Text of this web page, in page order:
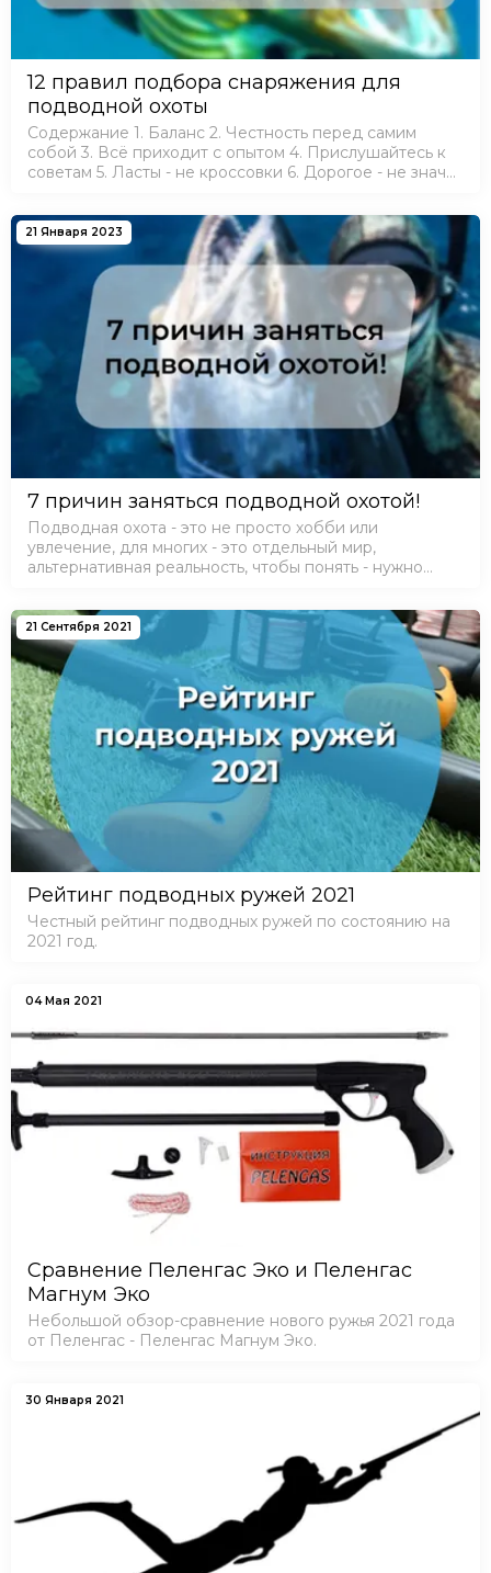
12 правил подбора снаряжения для
подводной охоты
Содержание 1. Баланс 2. Честность перед самим
собой 3. Всё приходит с опытом 4. Прислушайтесь к
советам 5. Ласты - не кроссовки 6. Дорогое - не значит
покупать все в одном месте 9. Скидки…
21 Января 2023
7 причин заняться подводной охотой!
Подводная охота - это не просто хобби или
увлечение, для многих - это отдельный мир,
альтернативная реальность, чтобы понять - нужно
первобытных ощущений. Это больше чем нирвана.
Пуст…
21 Сентября 2021
Рейтинг подводных ружей 2021
Честный рейтинг подводных ружей по состоянию на
2021 год.
04 Мая 2021
Сравнение Пеленгас Эко и Пеленгас
Магнум Эко
Небольшой обзор-сравнение нового ружья 2021 года
от Пеленгас - Пеленгас Магнум Эко.
30 Января 2021